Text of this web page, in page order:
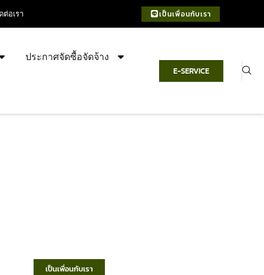
ต่อเรา เป็นเพื่อนกับเรา
ประกาศจัดซื้อจัดจ้าง
E-SERVICE
เป็นเพื่อนกับเรา